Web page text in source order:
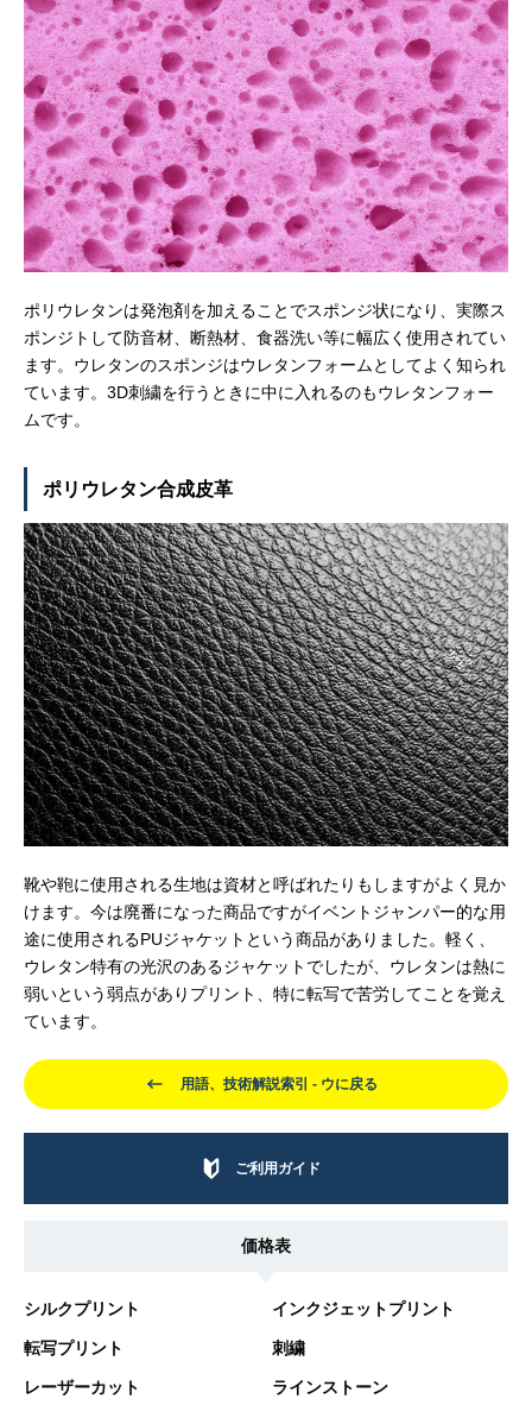
ご利用ガイド
価格表
シルクプリント インクジェットプリント
転写プリント 刺繍
レーザーカット ラインストーン
ポリウレタンは発泡剤を加えることでスポンジ状になり、実際ス
ポンジトして防音材、断熱材、食器洗い等に幅広く使用されてい
ます。ウレタンのスポンジはウレタンフォームとしてよく知られ
ています。3D刺繍を行うときに中に入れるのもウレタンフォー
ムです。
ポリウレタン合成皮革
靴や鞄に使用される生地は資材と呼ばれたりもしますがよく見か
けます。今は廃番になった商品ですがイベントジャンパー的な用
途に使用されるPUジャケットという商品がありました。軽く、
ウレタン特有の光沢のあるジャケットでしたが、ウレタンは熱に
弱いという弱点がありプリント、特に転写で苦労してことを覚え
ています。
用語、技術解説索引 - ウに戻る